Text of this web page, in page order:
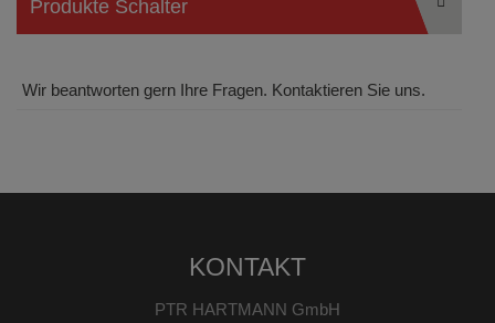
Produkte Schalter
Wir beantworten gern Ihre Fragen. Kontaktieren Sie uns.
KONTAKT
PTR HARTMANN GmbH